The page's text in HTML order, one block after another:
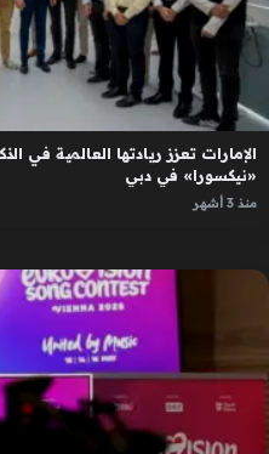
الإمارات تعزز ريادتها العالمية في
«نيكسورا» في دبي
منذ 3 أشهر